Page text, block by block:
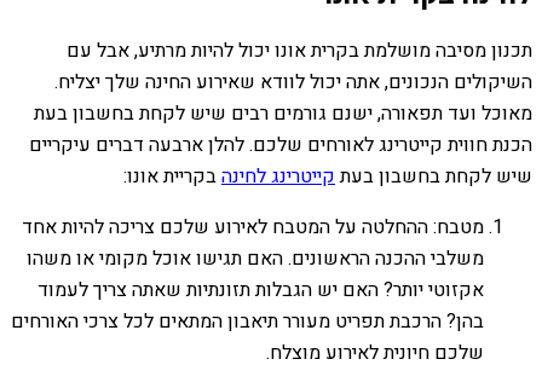
תכנון מסיבה מושלמת בקרית אונו יכול להיות מרתיע, אבל עם
השיקולים הנכונים, אתה יכול לוודא שאירוע החינה שלך יצליח.
מאוכל ועד תפאורה, ישנם גורמים רבים שיש לקחת בחשבון בעת
הכנת חווית קייטרינג לאורחים שלכם. להלן ארבעה דברים עיקריים
שיש לקחת בחשבון בעתקייטרינג לחינהבקריית אונו:
מטבח: ההחלטה על המטבח לאירוע שלכם צריכה להיות אחד
משלבי ההכנה הראשונים. האם תגישו אוכל מקומי או משהו
אקזוטי יותר? האם יש הגבלות תזונתיות שאתה צריך לעמוד
בהן? הרכבת תפריט מעורר תיאבון המתאים לכל צרכי האורחים
שלכם חיונית לאירוע מוצלח.